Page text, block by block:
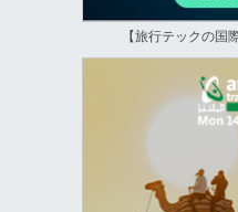
【旅行テックの国